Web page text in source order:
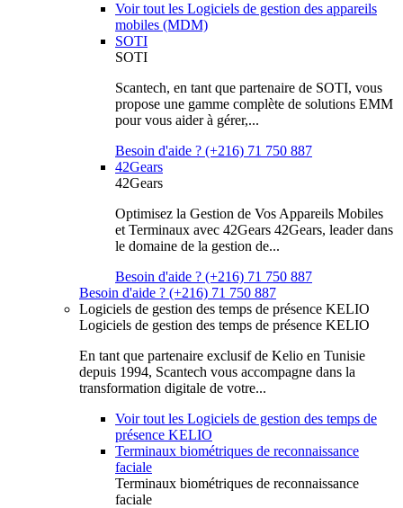
Voir tout les Logiciels de gestion des appareils
mobiles (MDM)
SOTI
SOTI
Scantech, en tant que partenaire de SOTI, vous
propose une gamme complète de solutions EMM
pour vous aider à gérer,...
Besoin d'aide ? (+216) 71 750 887
42Gears
42Gears
Optimisez la Gestion de Vos Appareils Mobiles
et Terminaux avec 42Gears 42Gears, leader dans
le domaine de la gestion de...
Besoin d'aide ? (+216) 71 750 887
Besoin d'aide ? (+216) 71 750 887
Logiciels de gestion des temps de présence KELIO
Logiciels de gestion des temps de présence KELIO
En tant que partenaire exclusif de Kelio en Tunisie
depuis 1994, Scantech vous accompagne dans la
transformation digitale de votre...
Voir tout les Logiciels de gestion des temps de
présence KELIO
Terminaux biométriques de reconnaissance
faciale
Terminaux biométriques de reconnaissance
faciale